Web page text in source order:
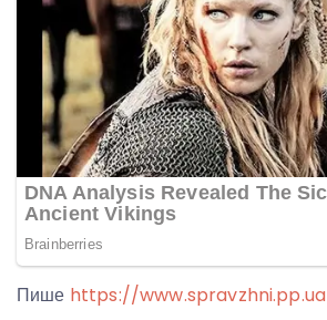
Пише https://www.spravzhni.pp.ua